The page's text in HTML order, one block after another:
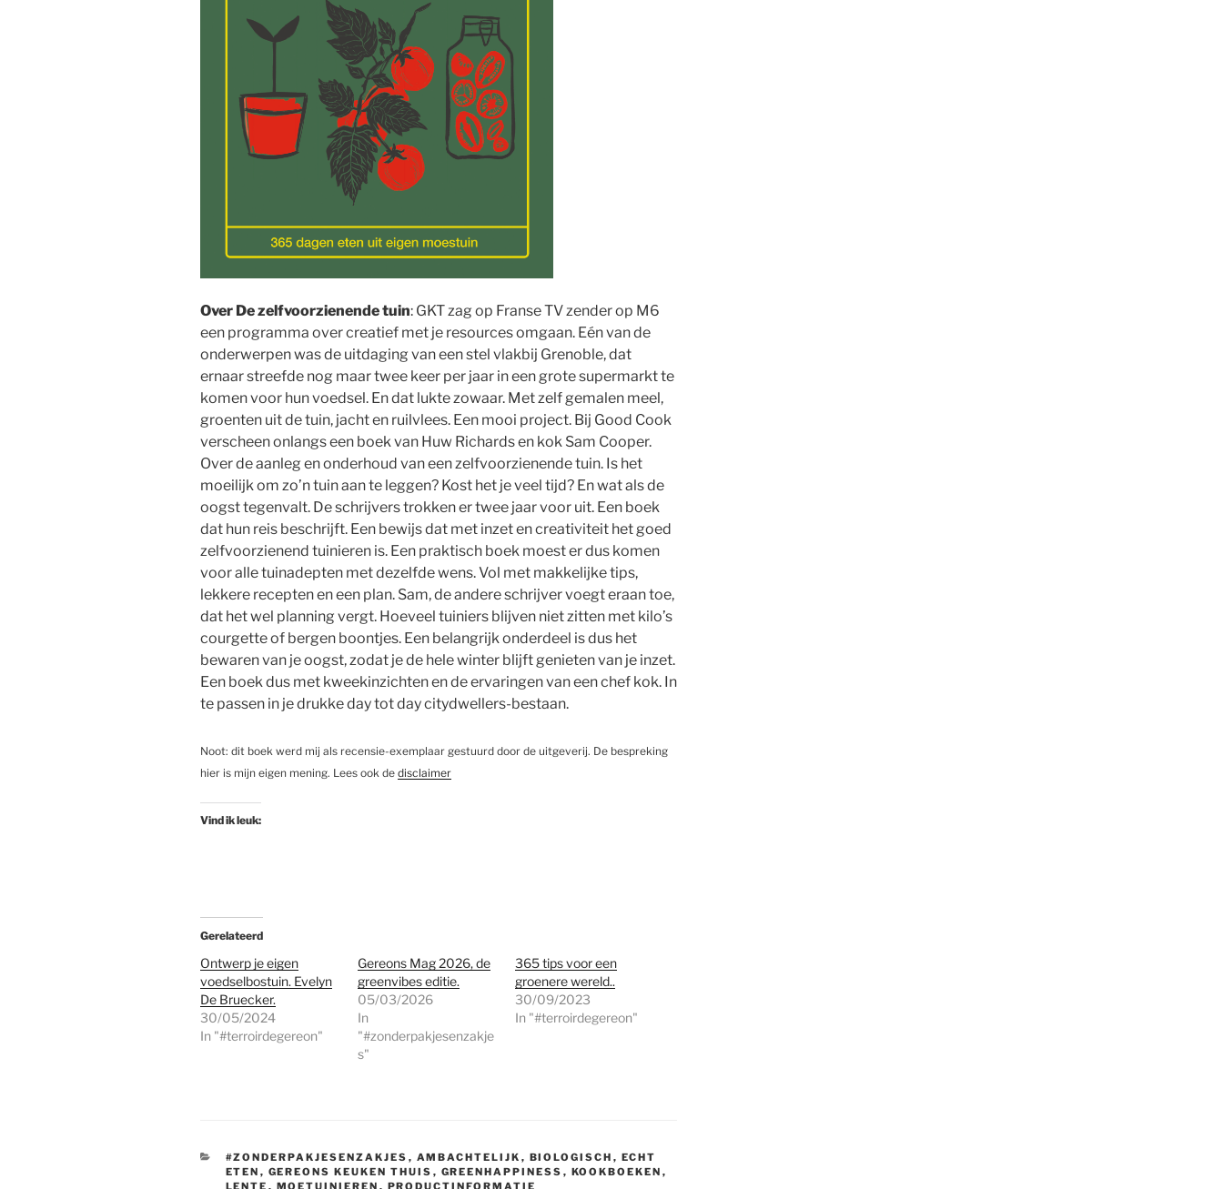
Over De zelfvoorzienende tuin: GKT zag op Franse TV zender op M6
een programma over creatief met je resources omgaan. Eén van de
onderwerpen was de uitdaging van een stel vlakbij Grenoble, dat
ernaar streefde nog maar twee keer per jaar in een grote supermarkt te
komen voor hun voedsel. En dat lukte zowaar. Met zelf gemalen meel,
groenten uit de tuin, jacht en ruilvlees. Een mooi project. Bij Good Cook
verscheen onlangs een boek van Huw Richards en kok Sam Cooper.
Over de aanleg en onderhoud van een zelfvoorzienende tuin. Is het
moeilijk om zo’n tuin aan te leggen? Kost het je veel tijd? En wat als de
oogst tegenvalt. De schrijvers trokken er twee jaar voor uit. Een boek
dat hun reis beschrijft. Een bewijs dat met inzet en creativiteit het goed
zelfvoorzienend tuinieren is. Een praktisch boek moest er dus komen
voor alle tuinadepten met dezelfde wens. Vol met makkelijke tips,
lekkere recepten en een plan. Sam, de andere schrijver voegt eraan toe,
dat het wel planning vergt. Hoeveel tuiniers blijven niet zitten met kilo’s
courgette of bergen boontjes. Een belangrijk onderdeel is dus het
bewaren van je oogst, zodat je de hele winter blijft genieten van je inzet.
Een boek dus met kweekinzichten en de ervaringen van een chef kok. In
te passen in je drukke day tot day citydwellers-bestaan.
Noot: dit boek werd mij als recensie-exemplaar gestuurd door de uitgeverij. De bespreking
hier is mijn eigen mening. Lees ook de disclaimer
Vind ik leuk:
Gerelateerd
Ontwerp je eigen
voedselbostuin. Evelyn
De Bruecker.
30/05/2024
In "#terroirdegereon"
Gereons Mag 2026, de
greenvibes editie.
05/03/2026
In
"#zonderpakjesenzakje
s"
365 tips voor een
groenere wereld..
30/09/2023
In "#terroirdegereon"
CATEGORIEËN
#ZONDERPAKJESENZAKJES , AMBACHTELIJK , BIOLOGISCH , ECHT
ETEN , GEREONS KEUKEN THUIS , GREENHAPPINESS , KOOKBOEKEN ,